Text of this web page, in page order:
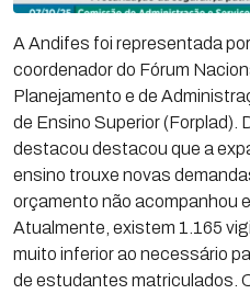
A Andifes foi representada
coordenador do Fórum
Planejamento e de
de Ensino Superior (Forplad).
destacou destacou que a
ensino trouxe novas
orçamento não acompanhou
Atualmente, existem 1.165
muito inferior ao necessário
de estudantes matriculados.